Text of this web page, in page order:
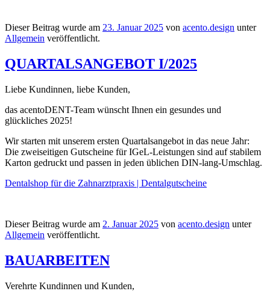
Dieser Beitrag wurde am 23. Januar 2025 von acento.design unter
Allgemein veröffentlicht.
QUARTALSANGEBOT I/2025
Liebe Kundinnen, liebe Kunden,
das acentoDENT-Team wünscht Ihnen ein gesundes und
glückliches 2025!
Wir starten mit unserem ersten Quartalsangebot in das neue Jahr:
Die zweiseitigen Gutscheine für IGeL-Leistungen sind auf stabilem
Karton gedruckt und passen in jeden üblichen DIN-lang-Umschlag.
Dentalshop für die Zahnarztpraxis | Dentalgutscheine
Dieser Beitrag wurde am 2. Januar 2025 von acento.design unter
Allgemein veröffentlicht.
BAUARBEITEN
Verehrte Kundinnen und Kunden,